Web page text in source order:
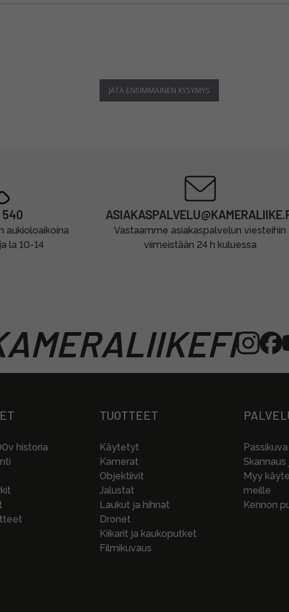
JÄTÄ ENSIMMÄINEN KYSYMYS
540
aukioloaikoina
la 10-14
Vastaamme asiakaspalvelun viesteihin
viimeistään 24 h kuluessa
historia
TUOTTEET
Käytetyt
Kamerat
Objektiivit
Jalustat
Laukut ja hihnat
Dronet
Kiikarit ja kaukoputket
Filmikuvaus
Passikuva
Myy
meille
Kennon